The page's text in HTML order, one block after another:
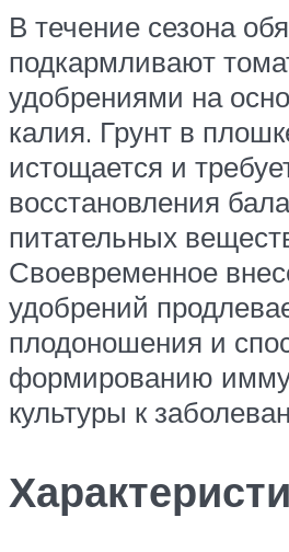
В течение сезона
подкармливают
удобрениями на
калия. Грунт в
истощается и
восстановления
питательных
Своевременное
удобрений
плодоношения и
формированию
культуры к